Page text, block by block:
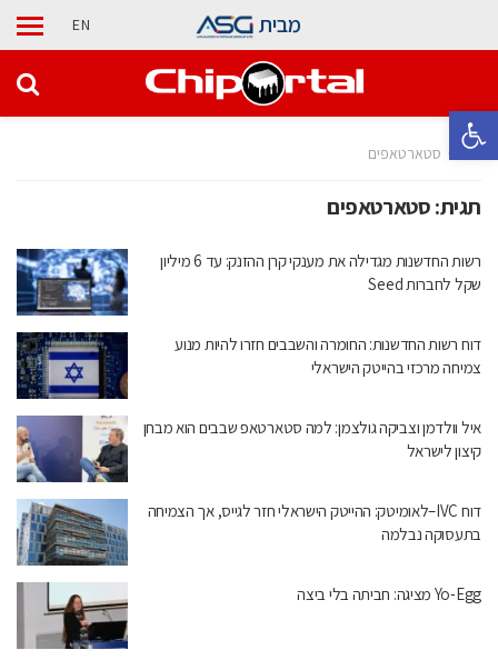
פתח סרגל נגישות
מבית EN
בית סטארטאפים
תגית:סטארטאפים
רשות החדשנות מגדילה את מענקי קרן ההזנק: עד 6 מיליון
שקל לחברות Seed
דוח רשות החדשנות: החומרה והשבבים חזרו להיות מנוע
צמיחה מרכזי בהייטק הישראלי
איל וולדמן וצביקה גולצמן: למה סטארטאפ שבבים הוא מבחן
קיצון לישראל
דוח IVC–לאומיטק: ההייטק הישראלי חזר לגייס, אך הצמיחה
בתעסוקה נבלמה
Yo-Egg מציגה: חביתה בלי ביצה